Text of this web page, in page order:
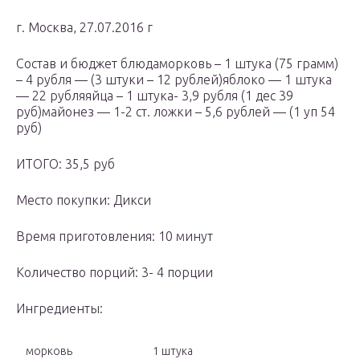
г. Москва, 27.07.2016 г
Состав и бюджет блюдаморковь – 1 штука (75 грамм)
– 4 рубля — (3 штуки – 12 рублей)яблоко — 1 штука
— 22 рубляяйца – 1 штука- 3,9 рубля (1 дес 39
руб)майонез — 1-2 ст. ложки – 5,6 рублей — (1 уп 54
руб)
ИТОГО: 35,5 руб
Место покупки: Дикси
Время приготовления: 10 минут
Количество порций: 3- 4 порции
Ингредиенты:
морковь 1 штука